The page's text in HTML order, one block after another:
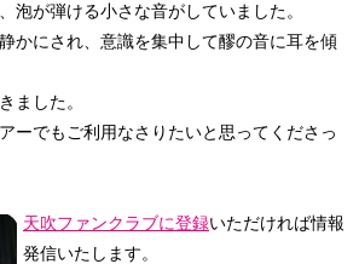
泡が弾ける小さな音がしていました。
かにされ、意識を集中して醪の音に耳を傾
ました。
ーでもご利用なさりたいと思ってくださっ
天吹ファンクラブに登録いただければ情報
発信いたします。